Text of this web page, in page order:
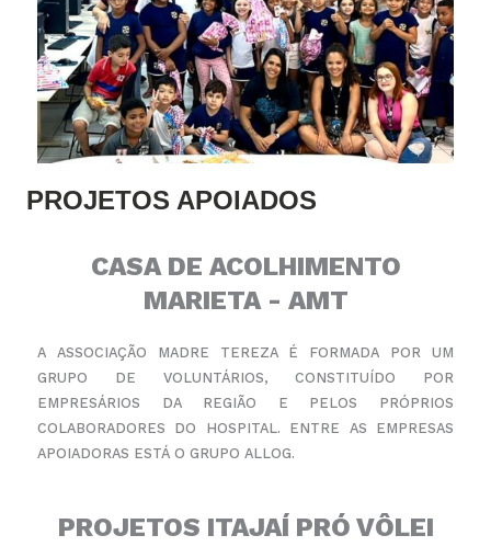
PROJETOS APOIADOS
CASA DE ACOLHIMENTO
MARIETA - AMT
A ASSOCIAÇÃO MADRE TEREZA É FORMADA POR UM
GRUPO DE VOLUNTÁRIOS, CONSTITUÍDO POR
EMPRESÁRIOS DA REGIÃO E PELOS PRÓPRIOS
COLABORADORES DO HOSPITAL. ENTRE AS EMPRESAS
APOIADORAS ESTÁ O GRUPO ALLOG.
PROJETOS ITAJAÍ PRÓ VÔLEI